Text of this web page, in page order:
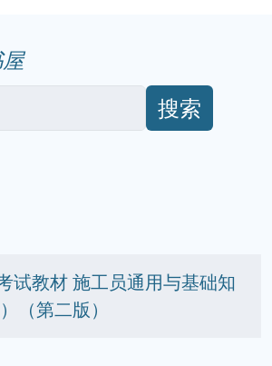
搜索
试教材 施工员通用与基础知
（第二版）